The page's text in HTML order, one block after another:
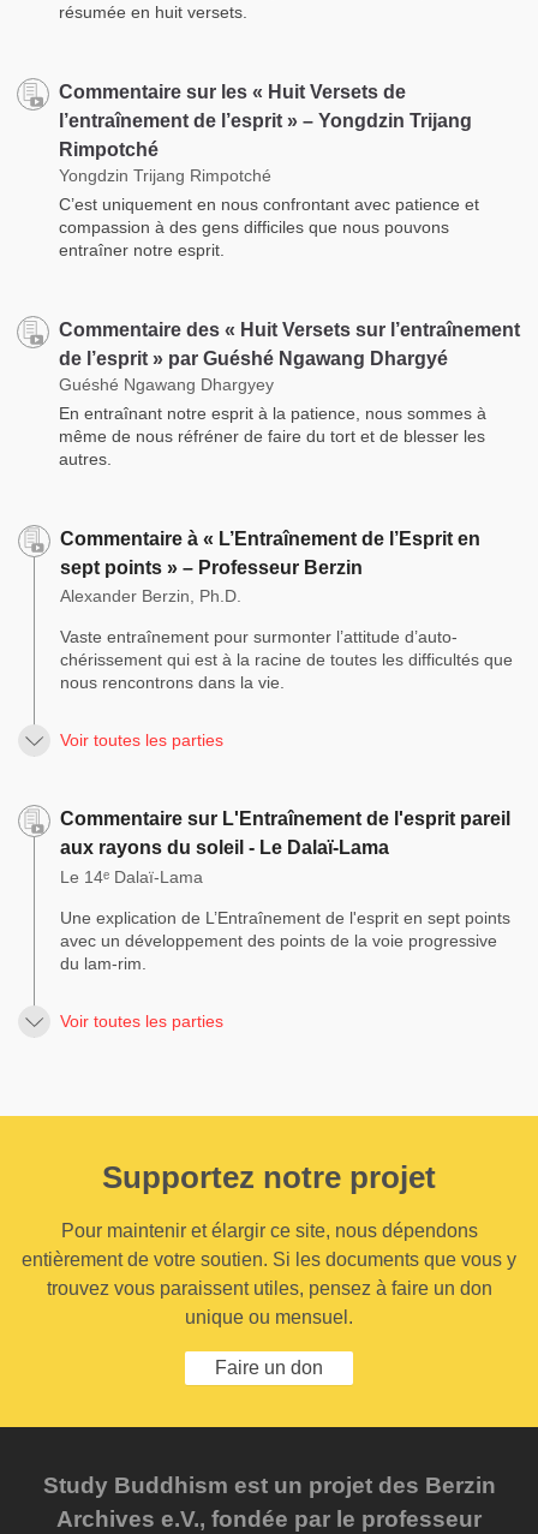
résumée en huit versets.
Commentaire sur les « Huit Versets de
l’entraînement de l’esprit » – Yongdzin Trijang
Rimpotché
Yongdzin Trijang Rimpotché
C’est uniquement en nous confrontant avec patience et
compassion à des gens difficiles que nous pouvons
entraîner notre esprit.
Commentaire des « Huit Versets sur l’entraînement
de l’esprit » par Guéshé Ngawang Dhargyé
Guéshé Ngawang Dhargyey
En entraînant notre esprit à la patience, nous sommes à
même de nous réfréner de faire du tort et de blesser les
autres.
Commentaire à « L’Entraînement de l’Esprit en
sept points » – Professeur Berzin
Alexander Berzin, Ph.D.
Vaste entraînement pour surmonter l’attitude d’auto-
chérissement qui est à la racine de toutes les difficultés que
nous rencontrons dans la vie.
Voir toutes les parties
Commentaire sur L'Entraînement de l'esprit pareil
aux rayons du soleil - Le Dalaï-Lama
Le 14ᵉ Dalaï-Lama
Une explication de L’Entraînement de l'esprit en sept points
avec un développement des points de la voie progressive
du lam-rim.
Voir toutes les parties
Supportez notre projet
Pour maintenir et élargir ce site, nous dépendons
entièrement de votre soutien. Si les documents que vous y
trouvez vous paraissent utiles, pensez à faire un don
unique ou mensuel.
Faire un don
Study Buddhism est un projet des Berzin
Archives e.V., fondée par le professeur